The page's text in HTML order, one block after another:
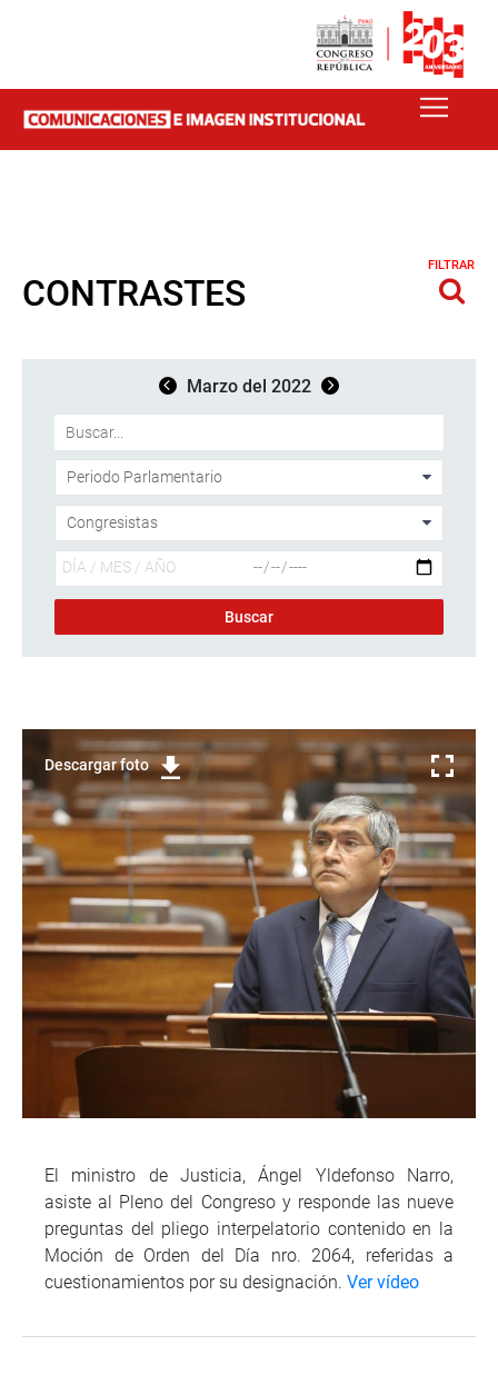
CONTRASTES
FILTRAR
Marzo del 2022
Descargar foto
El ministro de Justicia, Ángel Yldefonso Narro,
asiste al Pleno del Congreso y responde las nueve
preguntas del pliego interpelatorio contenido en la
Moción de Orden del Día nro. 2064, referidas a
cuestionamientos por su designación. Ver vídeo